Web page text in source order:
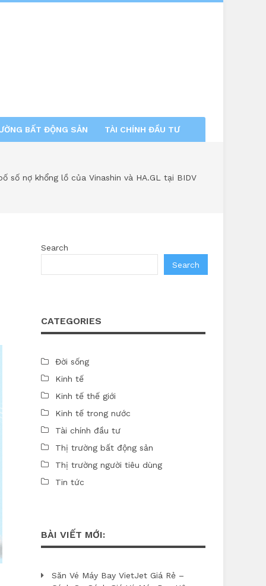
BẤT ĐỘNG SẢN TÀI CHÍNH ĐẦU TƯ
số nợ khổng lồ của Vinashin và HA.GL tại BIDV
Search
Search
CATEGORIES
Đời sống
Kinh tế
Kinh tế thế giới
Kinh tế trong nước
Tài chính đầu tư
Thị trường bất động sản
Thị trường người tiêu dùng
Tin tức
BÀI VIẾT MỚI:
Săn Vé Máy Bay VietJet Giá Rẻ –